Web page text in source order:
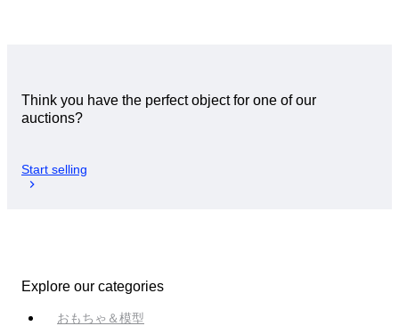
Think you have the perfect object for one of our
auctions?
Start selling
Explore our categories
おもちゃ＆模型